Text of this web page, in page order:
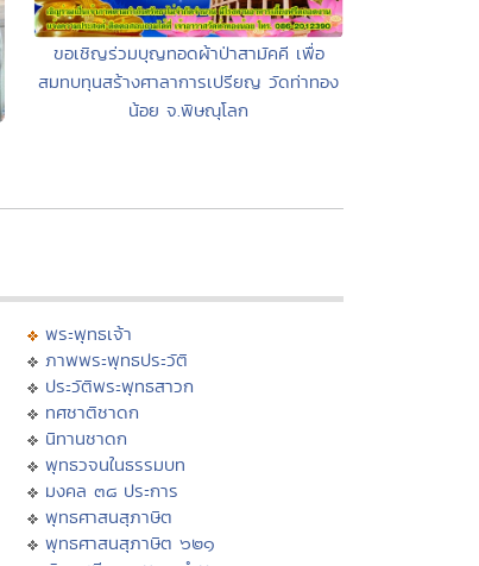
ขอเชิญร่วมบุญทอดผ้าป่าสามัคคี เพื่อ
สมทบทุนสร้างศาลาการเปรียญ วัดท่าทอง
น้อย จ.พิษณุโลก
พระพุทธเจ้า
ภาพพระพุทธประวัติ
ประวัติพระพุทธสาวก
ทศชาติชาดก
นิทานชาดก
พุทธวจนในธรรมบท
มงคล ๓๘ ประการ
พุทธศาสนสุภาษิต
พุทธศาสนสุภาษิต ๖๒๑